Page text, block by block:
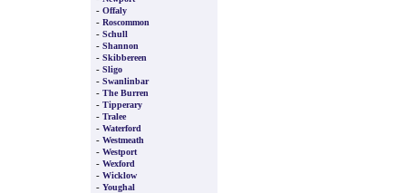
- Offaly
- Roscommon
- Schull
- Shannon
- Skibbereen
- Sligo
- Swanlinbar
- The Burren
- Tipperary
- Tralee
- Waterford
- Westmeath
- Westport
- Wexford
- Wicklow
- Youghal